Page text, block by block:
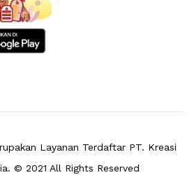
Layanan Terdaftar PT. Kreasi
© 2021 All Rights Reserved